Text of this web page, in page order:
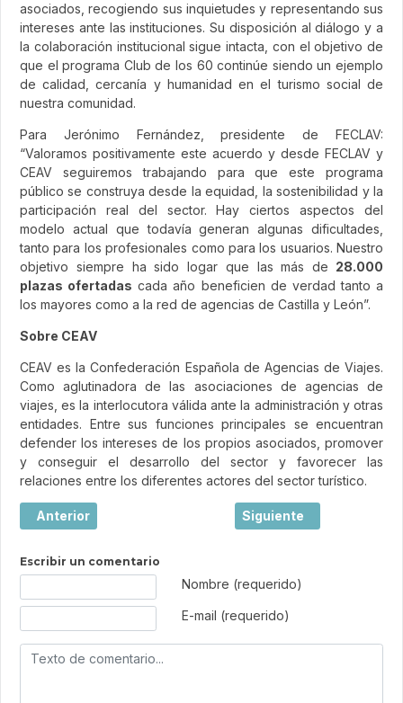
asociados, recogiendo sus inquietudes y representando sus
intereses ante las instituciones. Su disposición al diálogo y a
la colaboración institucional sigue intacta, con el objetivo de
que el programa Club de los 60 continúe siendo un ejemplo
de calidad, cercanía y humanidad en el turismo social de
nuestra comunidad.
Para Jerónimo Fernández, presidente de FECLAV:
“Valoramos positivamente este acuerdo y desde FECLAV y
CEAV seguiremos trabajando para que este programa
público se construya desde la equidad, la sostenibilidad y la
participación real del sector. Hay ciertos aspectos del
modelo actual que todavía generan algunas dificultades,
tanto para los profesionales como para los usuarios. Nuestro
objetivo siempre ha sido logar que las más de 28.000
plazas ofertadas cada año beneficien de verdad tanto a
los mayores como a la red de agencias de Castilla y León”.
Sobre CEAV
CEAV es la Confederación Española de Agencias de Viajes.
Como aglutinadora de las asociaciones de agencias de
viajes, es la interlocutora válida ante la administración y otras
entidades. Entre sus funciones principales se encuentran
defender los intereses de los propios asociados, promover
y conseguir el desarrollo del sector y favorecer las
relaciones entre los diferentes actores del sector turístico.
Artículo anterior: El tráfico aéreo en los aeropuertos
Anterior Artículo siguiente:
Siguiente
Escribir un comentario
Nombre (requerido)
E-mail (requerido)